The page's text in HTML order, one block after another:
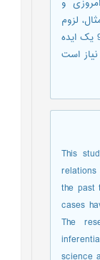
و
لزوم
پارک علم و فناوری در سال‌های اولیه دهه 90 یک ایده
است
This
the
cases
The